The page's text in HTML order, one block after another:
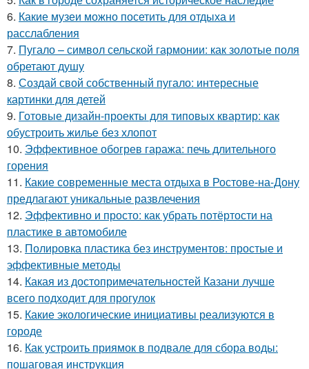
6. Какие музеи можно посетить для отдыха и
расслабления
7. Пугало – символ сельской гармонии: как золотые поля
обретают душу
8. Создай свой собственный пугало: интересные
картинки для детей
9. Готовые дизайн-проекты для типовых квартир: как
обустроить жилье без хлопот
10. Эффективное обогрев гаража: печь длительного
горения
11. Какие современные места отдыха в Ростове-на-Дону
предлагают уникальные развлечения
12. Эффективно и просто: как убрать потёртости на
пластике в автомобиле
13. Полировка пластика без инструментов: простые и
эффективные методы
14. Какая из достопримечательностей Казани лучше
всего подходит для прогулок
15. Какие экологические инициативы реализуются в
городе
16. Как устроить приямок в подвале для сбора воды:
пошаговая инструкция